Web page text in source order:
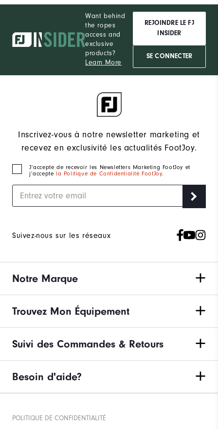
Want behind
the ropes
access and
exclusive
products?
Learn More
REJOINDRE LE FJ
INSIDER
SE CONNECTER
Inscrivez-vous à notre newsletter marketing et
recevez en exclusivité les actualités FootJoy.
J‘accepte de recevoir les Newsletters Marketing FootJoy et
j’accepte la Politique de Confidentialité FootJoy.
Suivez-nous sur les réseaux
Notre Marque
Trouvez Mon Équipement
Suivi des Commandes & Retours
Besoin d'aide?
POLITIQUE DE CONFIDENTIALITÉ